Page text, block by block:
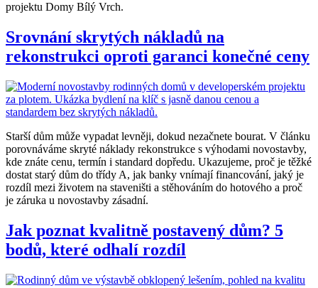
projektu Domy Bílý Vrch.
Srovnání skrytých nákladů na
rekonstrukci oproti garanci konečné ceny
Starší dům může vypadat levněji, dokud nezačnete bourat. V článku
porovnáváme skryté náklady rekonstrukce s výhodami novostavby,
kde znáte cenu, termín i standard dopředu. Ukazujeme, proč je těžké
dostat starý dům do třídy A, jak banky vnímají financování, jaký je
rozdíl mezi životem na staveništi a stěhováním do hotového a proč
je záruka u novostavby zásadní.
Jak poznat kvalitně postavený dům? 5
bodů, které odhalí rozdíl